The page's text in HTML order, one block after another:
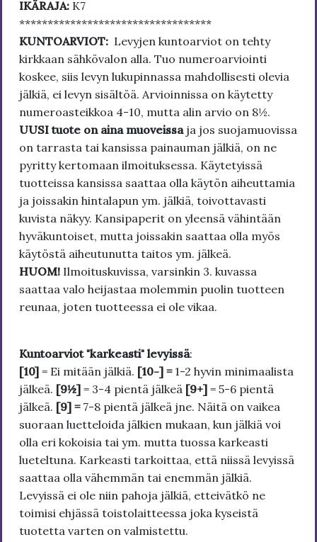
IKÄRAJA: K7
**********************************
KUNTOARVIOT: Levyjen kuntoarviot on tehty
kirkkaan sähkövalon alla. Tuo numeroarviointi
koskee, siis levyn lukupinnassa mahdollisesti olevia
jälkiä, ei levyn sisältöä. Arvioinnissa on käytetty
numeroasteikkoa 4-10, mutta alin arvio on 8½.
UUSI tuote on aina muoveissa ja jos suojamuovissa
on tarrasta tai kansissa painauman jälkiä, on ne
pyritty kertomaan ilmoituksessa. Käytetyissä
tuotteissa kansissa saattaa olla käytön aiheuttamia
ja joissakin hintalapun ym. jälkiä, toivottavasti
kuvista näkyy. Kansipaperit on yleensä vähintään
hyväkuntoiset, mutta joissakin saattaa olla myös
käytöstä aiheutunutta taitos ym. jälkeä.
HUOM! Ilmoituskuvissa, varsinkin 3. kuvassa
saattaa valo heijastaa molemmin puolin tuotteen
reunaa, joten tuotteessa ei ole vikaa.
Kuntoarviot "karkeasti" levyissä:
[10] = Ei mitään jälkiä. [10-] = 1-2 hyvin minimaalista
jälkeä. [9½] = 3-4 pientä jälkeä [9+] = 5-6 pientä
jälkeä. [9] = 7-8 pientä jälkeä jne. Näitä on vaikea
suoraan luetteloida jälkien mukaan, kun jälkiä voi
olla eri kokoisia tai ym. mutta tuossa karkeasti
lueteltuna. Karkeasti tarkoittaa, että niissä levyissä
saattaa olla vähemmän tai enemmän jälkiä.
Levyissä ei ole niin pahoja jälkiä, etteivätkö ne
toimisi ehjässä toistolaitteessa joka kyseistä
tuotetta varten on valmistettu.